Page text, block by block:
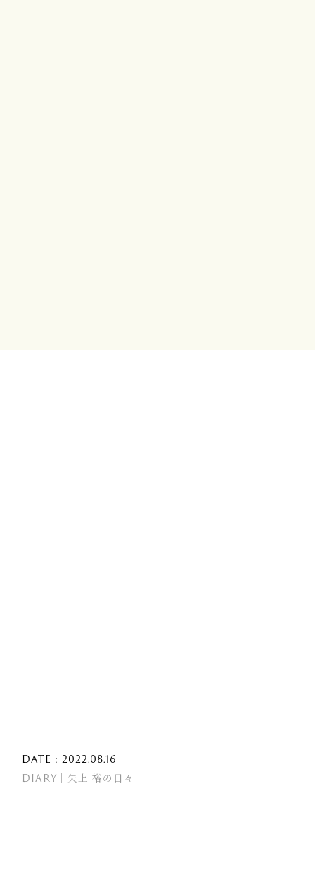
DATE : 2022.08.16
DIARY｜矢上 裕の日々